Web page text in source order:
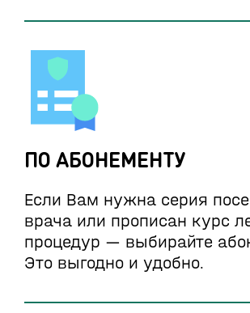
ПО АБОНЕМЕНТУ
Если Вам нужна серия
врача или прописан курс
процедур — выбирайте
Это выгодно и удобно.